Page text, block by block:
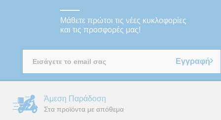
Μάθετε πρώτοι τις νέες κυκλοφορίες
και τις προσφορές μας!
Εγγραφή
Άμεση Παράδοση
Στα προϊόντα με απόθεμα